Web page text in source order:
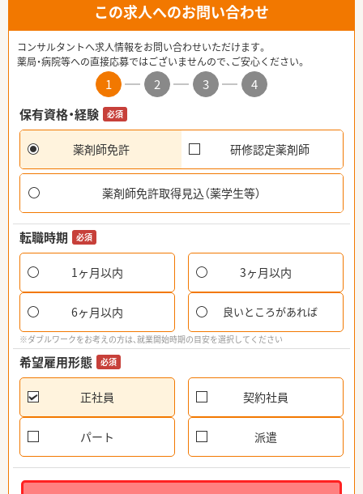
この求人へのお問い合わせ
コンサルタントへ求人情報をお問い合わせいただけます。
薬局・病院等への直接応募ではございませんので、ご安心ください。
1 2 3
4
保有資格・経験
必須
薬剤師免許 研修認定薬剤師
薬剤師免許取得見込（薬学生等）
転職時期 必須
1ヶ月以内 3ヶ月以内
6ヶ月以内 良いところがあれば
※ダブルワークをお考えの方は、就業開始時期の目安を選択してください
希望雇用形態 必須
正社員 契約社員
パート 派遣